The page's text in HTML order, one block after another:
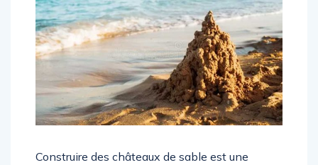
Construire des châteaux de sable est une